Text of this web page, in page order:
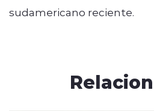
sudamericano reciente.